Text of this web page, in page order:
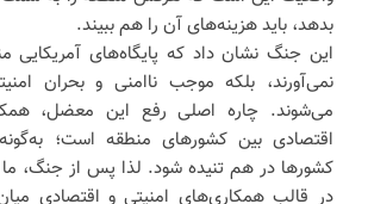
بدهد، باید هزینه‌های آن را هم ببیند.
این جنگ نشان داد که پایگاه‌های آمریکایی
نمی‌آورند، بلکه موجب ناامنی و بحران
می‌شوند. چاره اصلی رفع این معضل،
اقتصادی بین کشورهای منطقه است؛
کشورها در هم تنیده شود. لذا پس از جنگ، ما
در قالب همکاری‌های امنیتی و اقتصادی